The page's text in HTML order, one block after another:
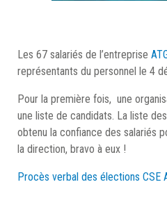
Les 67 salariés de l’entreprise
représentants du personnel le 4
Pour la première fois, une
une liste de candidats. La liste
obtenu la confiance des salariés
la direction, bravo à eux !
Procès verbal des élections CSE